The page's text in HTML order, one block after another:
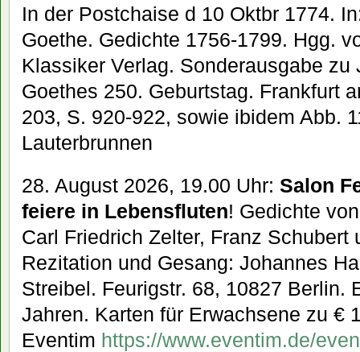
In der Postchaise d 10 Oktbr 1774.
Goethe. Gedichte 1756-1799. Hgg.
Klassiker Verlag. Sonderausgabe zu
Goethes 250. Geburtstag. Frankfurt
203, S. 920-922, sowie ibidem Abb.
Lauterbrunnen
28. August 2026, 19.00 Uhr: Salon
feiere in Lebensfluten! Gedichte
Carl Friedrich Zelter, Franz Schubert
Rezitation und Gesang: Johannes
Streibel. Feurigstr. 68, 10827 Berlin.
Jahren. Karten für Erwachsene zu €
Eventim https://www.eventim.de/